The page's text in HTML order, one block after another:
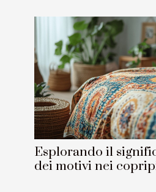
Esplorando il
dei motivi nei